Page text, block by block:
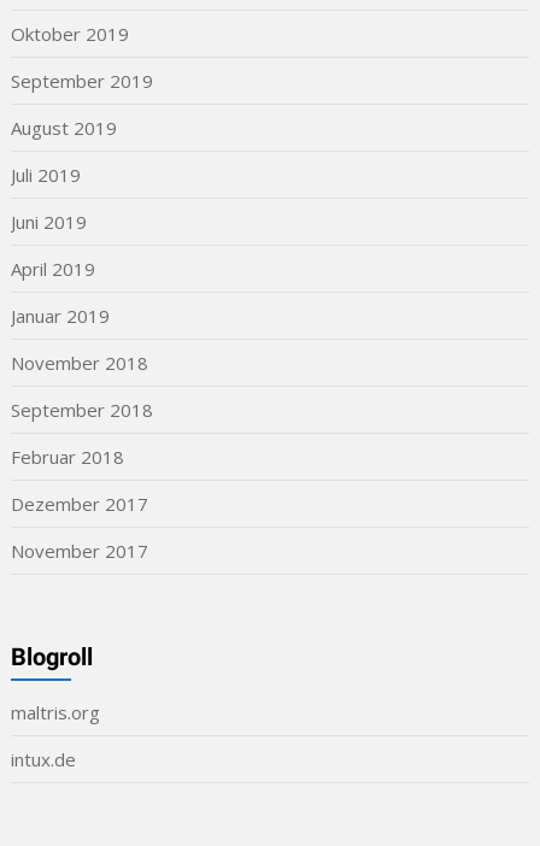
Oktober 2019
September 2019
August 2019
Juli 2019
Juni 2019
April 2019
Januar 2019
November 2018
September 2018
Februar 2018
Dezember 2017
November 2017
Blogroll
maltris.org
intux.de